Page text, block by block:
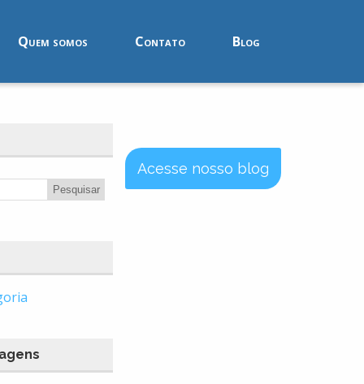
Quem somos Contato Blog
Acesse nosso blog